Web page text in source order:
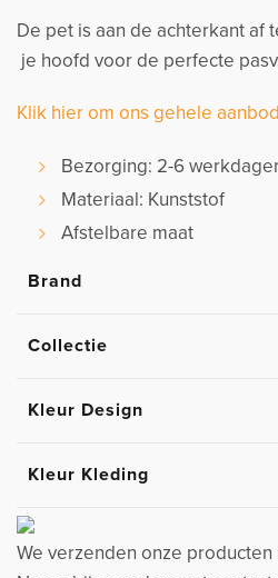
De pet is aan de achterkant af
je hoofd voor de perfecte
Klik hier om ons gehele
Bezorging: 2-6
Materiaal: Kunststof
Afstelbare maat
Brand
Collectie
Kleur Design
Kleur Kleding
We verzenden onze